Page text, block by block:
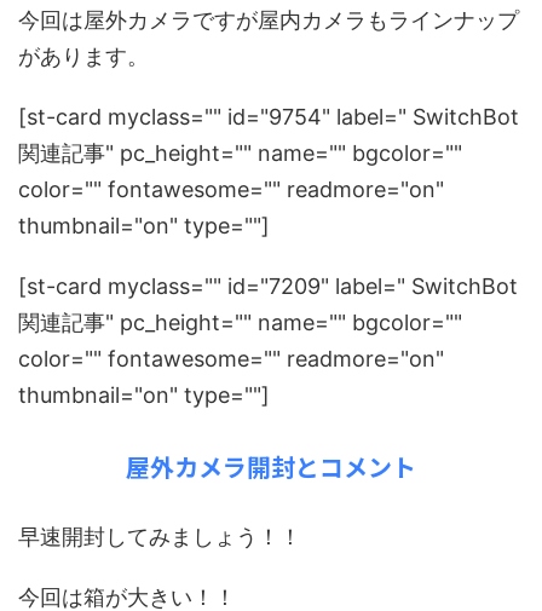
今回は屋外カメラですが屋内カメラもラインナップ
があります。
[st-card myclass="" id="9754" label=" SwitchBot
関連記事" pc_height="" name="" bgcolor=""
color="" fontawesome="" readmore="on"
thumbnail="on" type=""]
[st-card myclass="" id="7209" label=" SwitchBot
関連記事" pc_height="" name="" bgcolor=""
color="" fontawesome="" readmore="on"
thumbnail="on" type=""]
屋外カメラ開封とコメント
早速開封してみましょう！！
今回は箱が大きい！！